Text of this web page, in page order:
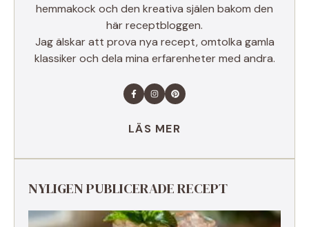
hemmakock och den kreativa själen bakom den
här receptbloggen.
Jag älskar att prova nya recept, omtolka gamla
klassiker och dela mina erfarenheter med andra.
LÄS MER
NYLIGEN PUBLICERADE RECEPT